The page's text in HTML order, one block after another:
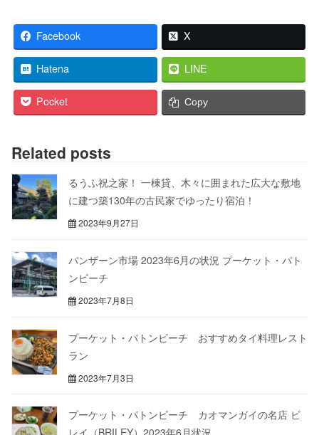
Facebook X
Hatena LINE
Pocket Copy
Related posts
るうふ祝之家！ 一棟貸、木々に囲まれた広大な敷地
に建つ築130年の古民家でゆったり宿泊！
2023年9月27日
バンザーン市場 2023年6月の状況 プーケット・パト
ンビーチ
2023年7月8日
プーケット・パトンビーチ おすすめタイ料理レスト
ラン
2023年7月3日
プーケット・パトンビーチ カオマンガイの名店 ビ